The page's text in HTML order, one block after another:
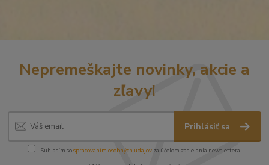
Nepremeškajte novinky, akcie a
zľavy!
Prihlásiť sa
Súhlasím sospracovaním osobných údajov za účelom zasielania newslettera.